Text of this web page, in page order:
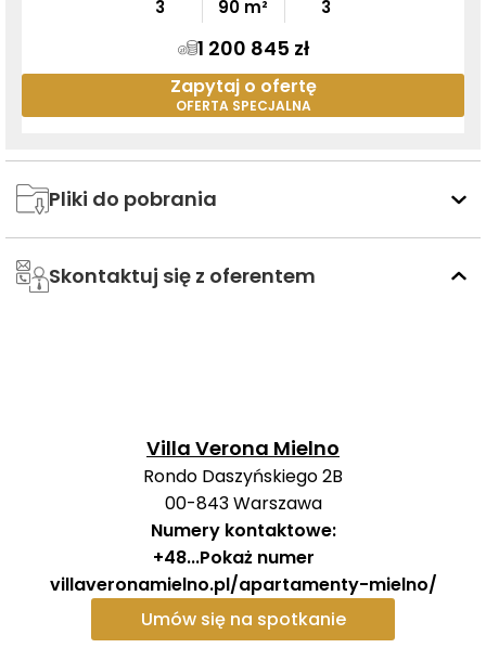
3
90m²
3
1 200 845 zł
Zapytaj o ofertę
OFERTA SPECJALNA
Pliki do pobrania
Skontaktuj się z oferentem
Villa Verona Mielno
Rondo Daszyńskiego 2B
00-843Warszawa
Numery kontaktowe:
+48...Pokaż numer
villaveronamielno.pl/apartamenty-mielno/
Umów się na spotkanie